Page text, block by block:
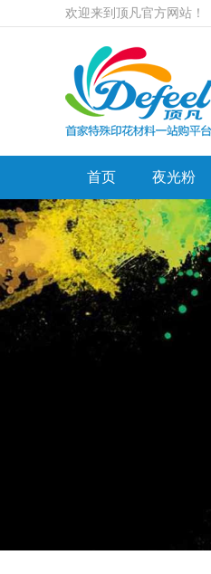
欢迎来到顶凡官方网站！
首页 夜光粉